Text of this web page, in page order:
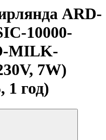
ARD-
10000-
MILK-
7W)
1 год)